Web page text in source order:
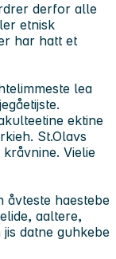
derfor alle
etnisk
har hatt et
lea
ektine
St.Olavs
Vielie
åvteste haestebe
aaltere,
datne guhkebe